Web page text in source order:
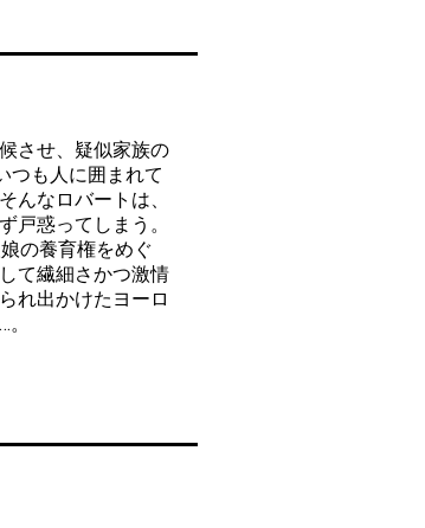
させ、疑似家族の
つも人に囲まれて
んなロバートは、
戸惑ってしまう。
の養育権をめぐ
て繊細さかつ激情
れ出かけたヨーロ